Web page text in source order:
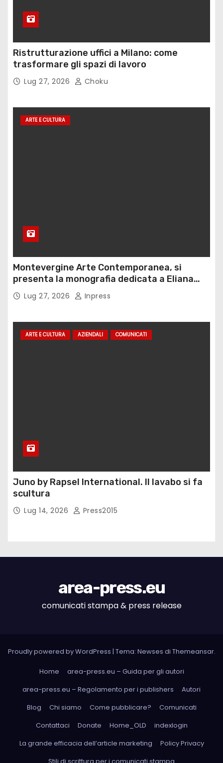
Ristrutturazione uffici a Milano: come
trasformare gli spazi di lavoro
Lug 27, 2026 Choku
ARTE E CULTURA
Montevergine Arte Contemporanea, si
presenta la monografia dedicata a Eliana
Adorno
Lug 27, 2026 Inpress
ARTE E CULTURA AZIENDALI COMUNICATI
Juno by Rapsel International. Il lavabo si fa
scultura
Lug 14, 2026 Press2015
area-press.eu
comunicati stampa & press release
Proudly powered by WordPress | Tema: Newses di Themeansar.
Home
area-press.eu – Guida per gli autori
area-press.eu – Regolamento per i publishers
Autori
Blog
Chi siamo Come pubblicare?
Comunicati
Contattaci
Donate Home_OLD
indexlogin
La grande efficacia dell’article marketing
Policy Privacy